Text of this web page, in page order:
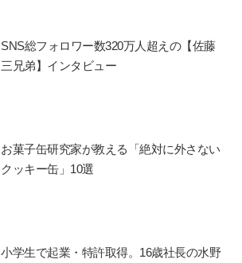
SNS総フォロワー数320万人超えの【佐藤
三兄弟】インタビュー
お菓子缶研究家が教える「絶対に外さない
クッキー缶」10選
小学生で起業・特許取得。16歳社長の水野